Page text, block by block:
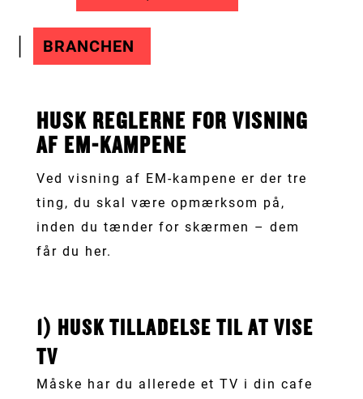
BRANCHEN
HUSK REGLERNE FOR VISNING
AF EM-KAMPENE
Ved visning af EM-kampene er der tre
ting, du skal være opmærksom på,
inden du tænder for skærmen – dem
får du her.
1) HUSK TILLADELSE TIL AT VISE
TV
Måske har du allerede et TV i din cafe